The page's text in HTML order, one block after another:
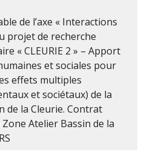
de l’axe « Interactions
projet de recherche
« CLEURIE 2 » – Apport
et sociales pour
effets multiples
et sociétaux) de la
de la Cleurie. Contrat
Atelier Bassin de la